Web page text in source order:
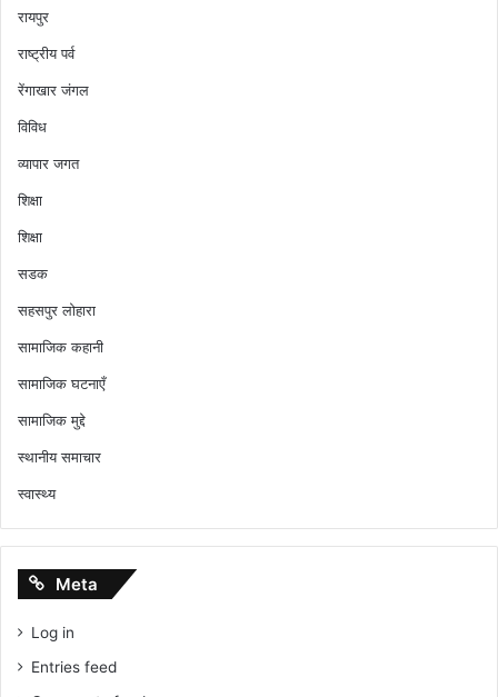
रायपुर
राष्ट्रीय पर्व
रेंगाखार जंगल
विविध
व्यापार जगत
शिक्षा
शिक्षा
सडक
सहसपुर लोहारा
सामाजिक कहानी
सामाजिक घटनाएँ
सामाजिक मुद्दे
स्थानीय समाचार
स्वास्थ्य
Meta
Log in
Entries feed